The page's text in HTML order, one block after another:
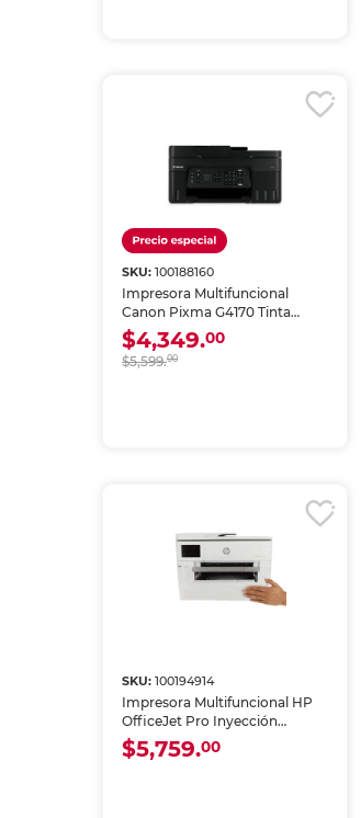
SKU:100188160
Impresora Multifuncional
Canon Pixma G4170 Tinta
Continua Color Wi-Fi
$4,349.00
$5,599.00
SKU:100194914
Impresora Multifuncional HP
OfficeJet Pro Inyección
Térmica a Color Wi-Fi
$5,759.00